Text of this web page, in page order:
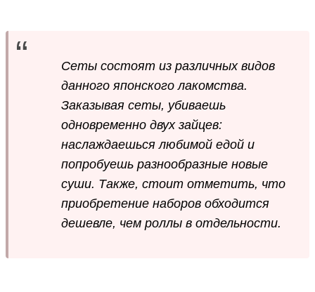
Сеты состоят из различных видов
данного японского лакомства.
Заказывая сеты, убиваешь
одновременно двух зайцев:
наслаждаешься любимой едой и
попробуешь разнообразные новые
суши. Также, стоит отметить, что
приобретение наборов обходится
дешевле, чем роллы в отдельности.